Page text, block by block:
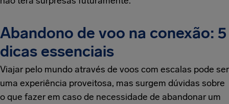
Abandono de voo na conexão: 5
dicas essenciais
Viajar pelo mundo através de voos com escalas pode ser
uma experiência proveitosa, mas surgem dúvidas sobre
o que fazer em caso de necessidade de abandonar um